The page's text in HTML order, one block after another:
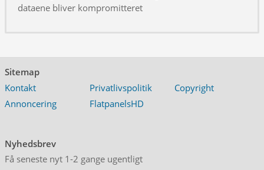
dataene bliver kompromitteret
Sitemap
Kontakt
Privatlivspolitik
Copyright
Annoncering
FlatpanelsHD
Nyhedsbrev
Få seneste nyt 1-2 gange ugentligt